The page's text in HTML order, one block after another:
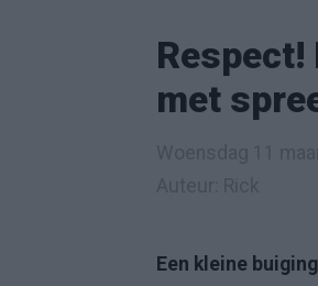
Respect!
met
Een kleine